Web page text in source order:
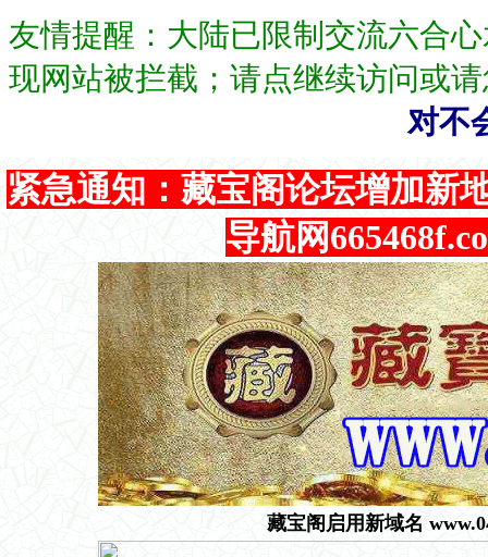
友情提醒：大陆已限制交流六合
现网站被拦截；请点继续访问或
对不